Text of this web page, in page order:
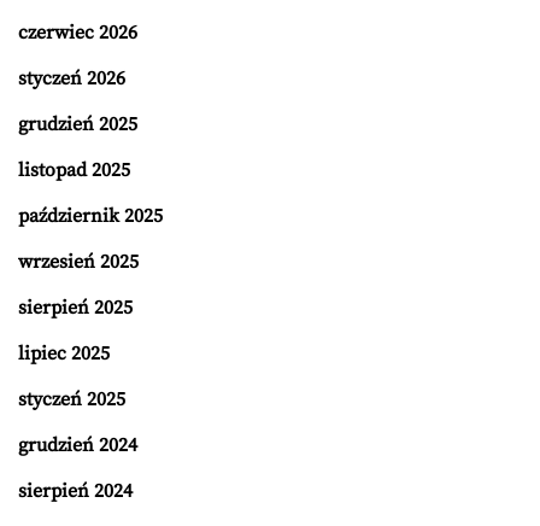
czerwiec 2026
styczeń 2026
grudzień 2025
listopad 2025
październik 2025
wrzesień 2025
sierpień 2025
lipiec 2025
styczeń 2025
grudzień 2024
sierpień 2024